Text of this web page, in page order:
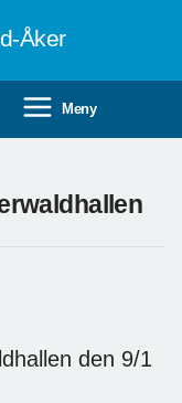
Åker
Meny
den 9/1